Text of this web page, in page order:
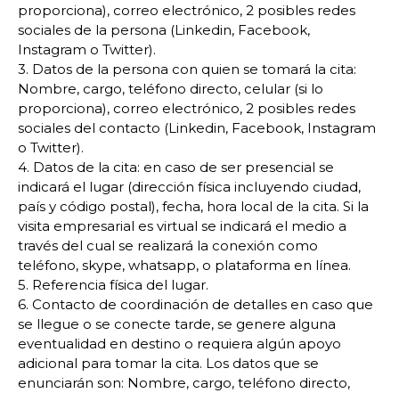
proporciona), correo electrónico, 2 posibles redes
sociales de la persona (Linkedin, Facebook,
Instagram o Twitter).
3. Datos de la persona con quien se tomará la cita:
Nombre, cargo, teléfono directo, celular (si lo
proporciona), correo electrónico, 2 posibles redes
sociales del contacto (Linkedin, Facebook, Instagram
o Twitter).
4. Datos de la cita: en caso de ser presencial se
indicará el lugar (dirección física incluyendo ciudad,
país y código postal), fecha, hora local de la cita. Si la
visita empresarial es virtual se indicará el medio a
través del cual se realizará la conexión como
teléfono, skype, whatsapp, o plataforma en línea.
5. Referencia física del lugar.
6. Contacto de coordinación de detalles en caso que
se llegue o se conecte tarde, se genere alguna
eventualidad en destino o requiera algún apoyo
adicional para tomar la cita. Los datos que se
enunciarán son: Nombre, cargo, teléfono directo,